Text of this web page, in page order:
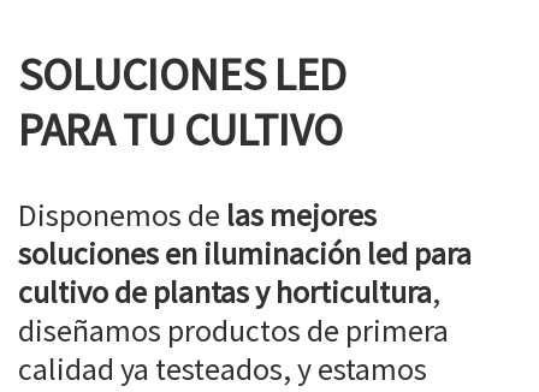
SOLUCIONES LED
PARA TU CULTIVO
Disponemos de las mejores
soluciones en iluminación led para
cultivo de plantas y horticultura,
diseñamos productos de primera
calidad ya testeados, y estamos